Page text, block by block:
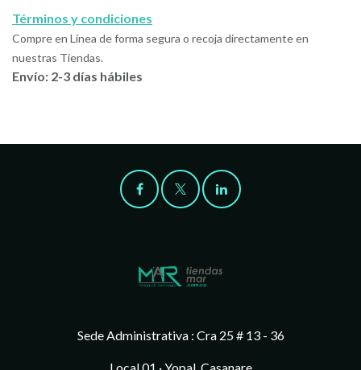
Términos y condiciones
Compre en Línea de forma segura o recoja directamente en
nuestras Tiendas.
Envío: 2-3 días hábiles
Sede Administrativa : Cra 25 # 13 - 36
Local 01 · Yopal, Casanare